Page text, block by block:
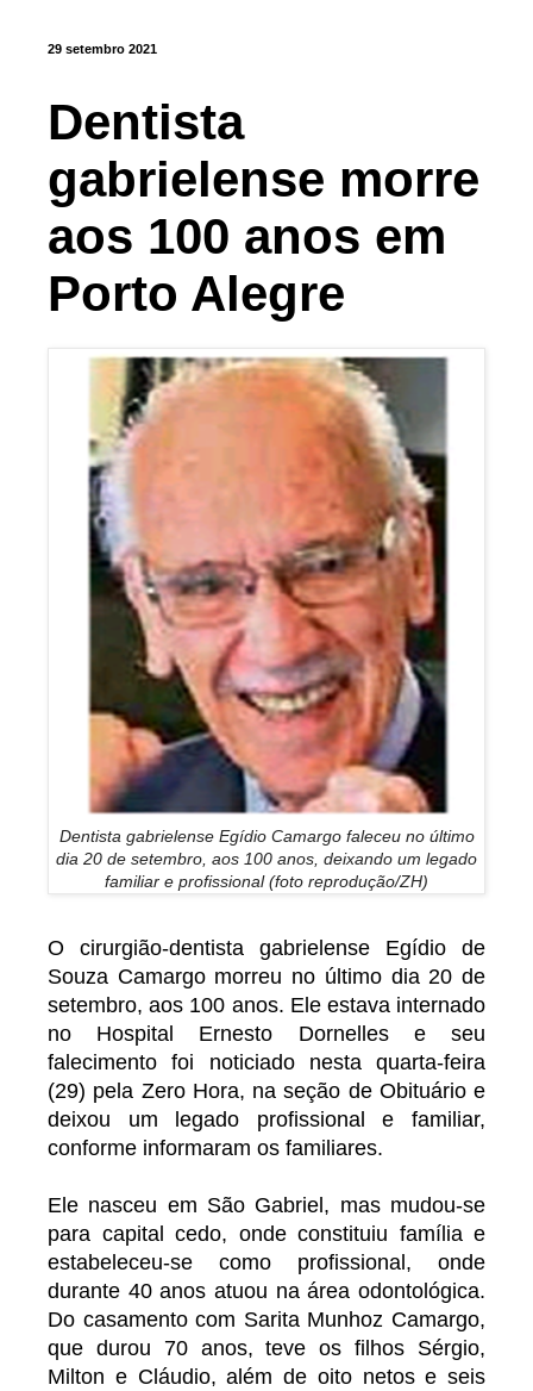
29 setembro 2021
Dentista
gabrielense morre
aos 100 anos em
Porto Alegre
Dentista gabrielense Egídio Camargo faleceu no último
dia 20 de setembro, aos 100 anos, deixando um legado
familiar e profissional (foto reprodução/ZH)
O cirurgião-dentista gabrielense Egídio de
Souza Camargo morreu no último dia 20 de
setembro, aos 100 anos. Ele estava internado
no Hospital Ernesto Dornelles e seu
falecimento foi noticiado nesta quarta-feira
(29) pela Zero Hora, na seção de Obituário e
deixou um legado profissional e familiar,
conforme informaram os familiares.
Ele nasceu em São Gabriel, mas mudou-se
para capital cedo, onde constituiu família e
estabeleceu-se como profissional, onde
durante 40 anos atuou na área odontológica.
Do casamento com Sarita Munhoz Camargo,
que durou 70 anos, teve os filhos Sérgio,
Milton e Cláudio, além de oito netos e seis